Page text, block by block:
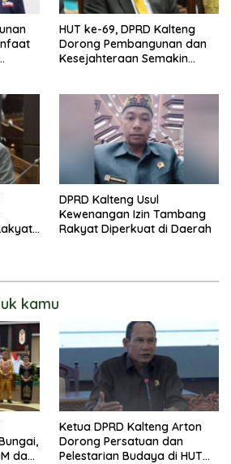
HUT ke-69, DPRD Kalteng
Dorong Pembangunan dan
Kesejahteraan Semakin
DPRD Kalteng Usul
Kewenangan Izin Tambang
Rakyat Diperkuat di Daerah
kamu
dan
Ketua DPRD Kalteng Arton
Dorong Persatuan dan
Pelestarian Budaya di HUT